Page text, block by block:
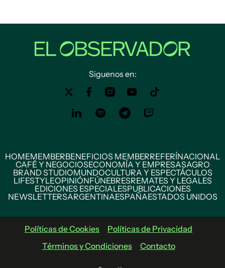
Siguenos en:
HOMEMEMBERBENEFICIOS MEMBERREFERÍNACIONAL
CAFÉ Y NEGOCIOSECONOMÍA Y EMPRESASAGRO
BRAND STUDIOMUNDOCULTURA Y ESPECTÁCULOS
LIFESTYLEOPINIÓNFÚNEBRESREMATES Y LEGALES
EDICIONES ESPECIALESPUBLICACIONES
NEWSLETTERSARGENTINAESPAÑAESTADOS UNIDOS
Políticas de Cookies
Políticas de Privacidad
Términos y Condiciones
Contacto